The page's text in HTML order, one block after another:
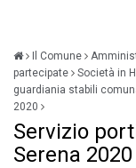
Il Comune
partecipate
Società in
guardiania stabili
2020
Servizio
Serena 2020